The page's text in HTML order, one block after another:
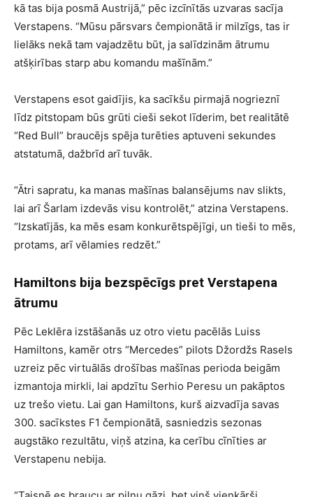
kā tas bija posmā Austrijā,” pēc izcīnītās uzvaras sacīja
Verstapens. “Mūsu pārsvars čempionātā ir milzīgs, tas ir
lielāks nekā tam vajadzētu būt, ja salīdzinām ātrumu
atšķirības starp abu komandu mašīnām.”
Verstapens esot gaidījis, ka sacīkšu pirmajā nogrieznī
līdz pitstopam būs grūti cieši sekot līderim, bet realitātē
“Red Bull” braucējs spēja turēties aptuveni sekundes
atstatumā, dažbrīd arī tuvāk.
“Ātri sapratu, ka manas mašīnas balansējums nav slikts,
lai arī Šarlam izdevās visu kontrolēt,” atzina Verstapens.
“Izskatījās, ka mēs esam konkurētspējīgi, un tieši to mēs,
protams, arī vēlamies redzēt.”
Hamiltons bija bezspēcīgs pret Verstapena
ātrumu
Pēc Leklēra izstāšanās uz otro vietu pacēlās Luiss
Hamiltons, kamēr otrs “Mercedes” pilots Džordžs Rasels
uzreiz pēc virtuālās drošības mašīnas perioda beigām
izmantoja mirkli, lai apdzītu Serhio Peresu un pakāptos
uz trešo vietu. Lai gan Hamiltons, kurš aizvadīja savas
300. sacīkstes F1 čempionātā, sasniedzis sezonas
augstāko rezultātu, viņš atzina, ka cerību cīnīties ar
Verstapenu nebija.